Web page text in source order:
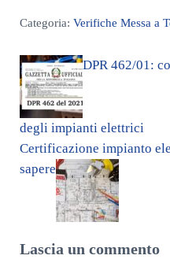
Categoria: Verifiche Messa a
Post precedente:DPR 462/01:
degli impianti elettrici
Post successivo:
Certificazione impianto
sapere
Lascia un commento